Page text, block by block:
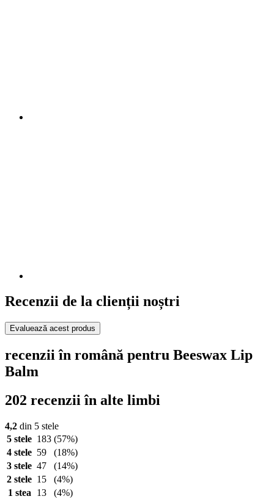
Recenzii de la clienții noștri
Evaluează acest produs
recenzii în română pentru Beeswax Lip
Balm
202 recenzii în alte limbi
4,2 din 5 stele
5 stele 183 (57%)
4 stele 59
(18%)
3 stele 47
(14%)
2 stele 15
(4%)
1 stea
13 (4%)